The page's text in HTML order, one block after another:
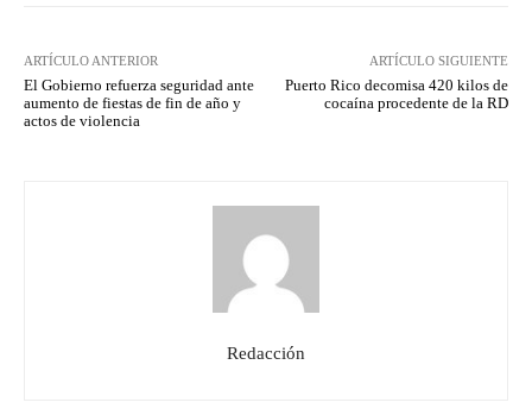
ARTÍCULO ANTERIOR
El Gobierno refuerza seguridad ante
aumento de fiestas de fin de año y
actos de violencia
ARTÍCULO SIGUIENTE
Puerto Rico decomisa 420 kilos de
cocaína procedente de la RD
Redacción